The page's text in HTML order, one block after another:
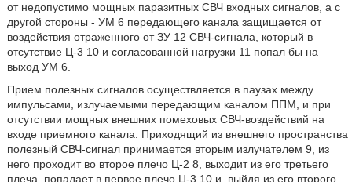
от недопустимо мощных паразитных СВЧ входных сигналов, а с
другой стороны - УМ 6 передающего канала защищается от
воздействия отраженного от ЗУ 12 СВЧ-сигнала, который в
отсутствие Ц-3 10 и согласованной нагрузки 11 попал бы на
выход УМ 6.
Прием полезных сигналов осуществляется в паузах между
импульсами, излучаемыми передающим каналом ППМ, и при
отсутствии мощных внешних помеховых СВЧ-воздействий на
входе приемного канала. Приходящий из внешнего пространства
полезный СВЧ-сигнал принимается вторым излучателем 9, из
него проходит во второе плечо Ц-2 8, выходит из его третьего
плеча, попадает в первое плечо Ц-3 10 и, выйдя из его второго